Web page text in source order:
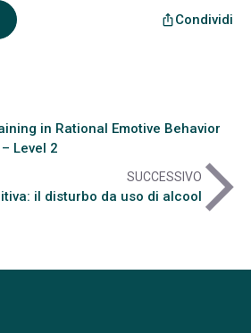
ios_shareCondividi
in Rational Emotive Behavior
Level 2
SUCCESSIVO
il disturbo da uso di alcoolarrow_forward_ios